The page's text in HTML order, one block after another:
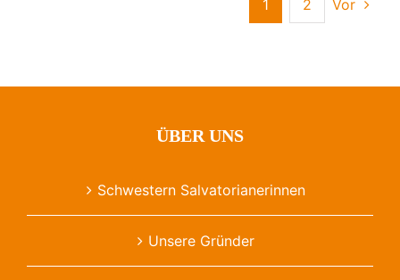
1 2 Vor
ÜBER UNS
Schwestern Salvatorianerinnen
Unsere Gründer